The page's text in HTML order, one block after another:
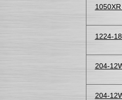
1224-
204-
204-